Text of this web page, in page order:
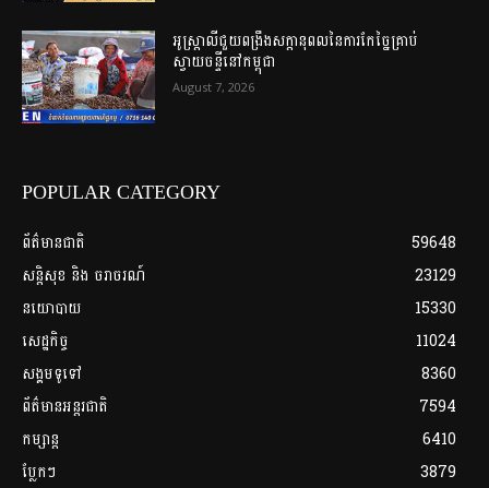
អូស្ត្រាលីជួយពង្រឹងសក្តានុពលនៃការកែច្នៃគ្រាប់
ស្វាយចន្ទីនៅកម្ពុជា
August 7, 2026
POPULAR CATEGORY
ព័ត៌មានជាតិ
59648
សន្តិសុខ និង ចរាចរណ៍
23129
នយោបាយ
15330
សេដ្ឋកិច្ច
11024
សង្គមទូទៅ
8360
ព័ត៌មានអន្តរជាតិ
7594
កម្សាន្ត
6410
ប្លែកៗ
3879